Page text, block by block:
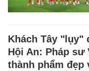
Khách Tây "lụy"
Hội An: Pháp sư
thành phẩm